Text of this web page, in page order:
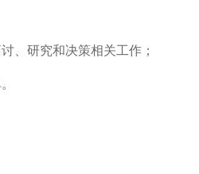
、研究和决策相关工作；